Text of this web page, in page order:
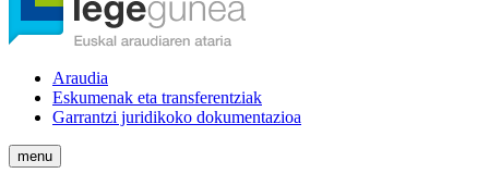
Araudia
Eskumenak eta transferentziak
Garrantzi juridikoko dokumentazioa
menu